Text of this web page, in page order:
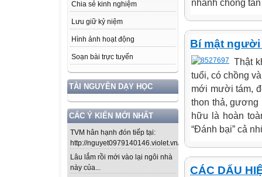
Chia sẻ kinh nghiệm
Lưu giữ kỷ niệm
Hình ảnh hoạt động
Soạn bài trực tuyến
TÀI NGUYÊN DẠY HỌC
CÁC Ý KIẾN MỚI NHẤT
TVM hân hạnh đón tiếp tại:
http://nguyet0979140146.violet.vn/...
Lâu lắm rồi mới vào lại ngôi nhà
này của...
nhanh chóng
Bí mật
Thật
tuổi, có chồng
mới mười tám,
thon thả, gương
hữu là hoàn
“Đánh bại” cả
CÁC DẤU